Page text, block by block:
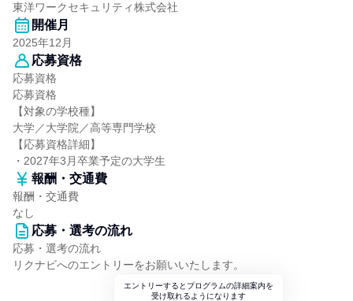
東洋ワークセキュリティ株式会社
開催月
2025年12月
応募資格
応募資格
応募資格
【対象の学校種】
大学／大学院／高等専門学校
【応募資格詳細】
・2027年3月卒業予定の大学生
報酬・交通費
報酬・交通費
なし
応募・選考の流れ
応募・選考の流れ
リクナビへのエントリーをお願いいたします。
エントリーするとプログラムの詳細案内を
受け取れるようになります